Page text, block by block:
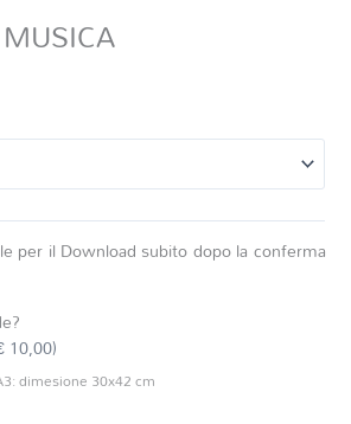
per il Download subito dopo la conferma
10,00)
dimesione 30x42 cm